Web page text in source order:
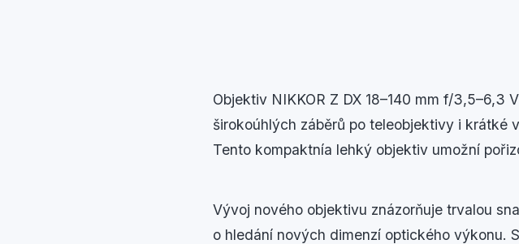
Objektiv NIKKOR Z DX 18–140 mm f/3,5–6,3
širokoúhlých záběrů po teleobjektivy i krátké
Tento kompaktnía lehký objektiv umožní
Vývoj nového objektivu znázorňuje trvalou
o hledání nových dimenzí optického výkonu.